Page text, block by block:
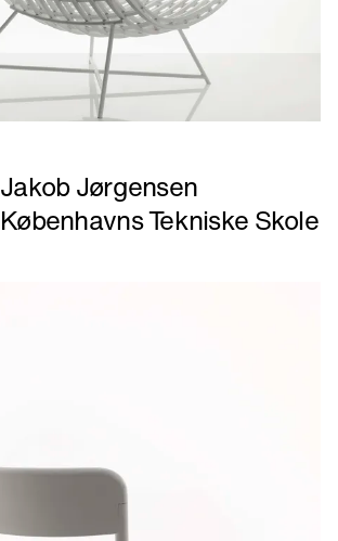
Jakob Jørgensen
Københavns Tekniske Skole